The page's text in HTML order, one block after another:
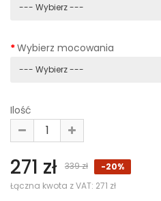
Wybierz mocowania
Ilość
271 zł 339 zł
-20%
Łączna kwota z VAT: 271 zł